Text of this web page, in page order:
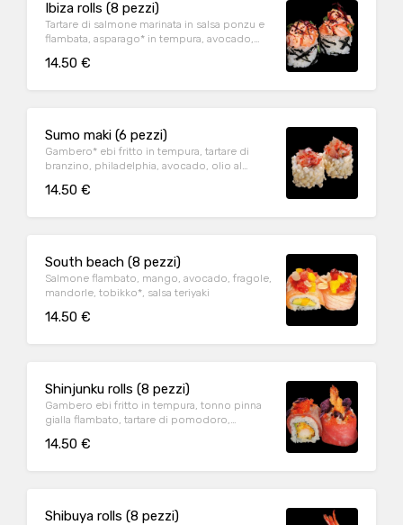
Ibiza rolls (8 pezzi)
Tartare di salmone marinata in salsa ponzu e
flambata, asparago* in tempura, avocado,
14.50 €
Sumo maki (6 pezzi)
Gambero* ebi fritto in tempura, tartare di
branzino, philadelphia, avocado, olio al
14.50 €
South beach (8 pezzi)
Salmone flambato, mango, avocado, fragole,
mandorle, tobikko*, salsa teriyaki
14.50 €
Shinjunku rolls (8 pezzi)
Gambero ebi fritto in tempura, tonno pinna
gialla flambato, tartare di pomodoro,
14.50 €
Shibuya rolls (8 pezzi)